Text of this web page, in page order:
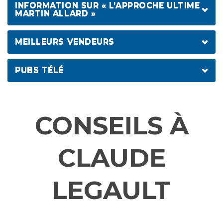
INFORMATION SUR « L’APPROCHE ULTIME
MARTIN ALLARD »
APPROCHE ULTIME
MEILLEURS VENDEURS
INFORMATIONS SUR LES PRODUITS
BCAA + CONTROL
ET RECETTES) À L’ACHAT D’UN ENSEMBLE
SÉLECTIONNÉ.
BALANCE CONTROL
PUBS TÉLÉ
PUB CELLU-SLIM CONTROL
CONSEILS À
CLAUDE
LEGAULT